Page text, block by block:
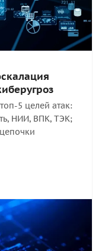
5 целей атак:
НИИ, ВПК, ТЭК;